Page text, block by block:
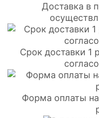
Доставка в
Срок доставки 1
Форма оплаты